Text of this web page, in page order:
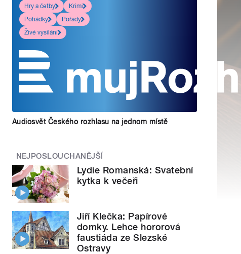
Hry a četby
Krimi
Pohádky
Pořady
Živé vysílání
Audiosvět Českého rozhlasu na jednom místě
NEJPOSLOUCHANĚJŠÍ
Lydie Romanská: Svatební
kytka k večeři
Jiří Klečka: Papírové
domky. Lehce hororová
faustiáda ze Slezské
Ostravy